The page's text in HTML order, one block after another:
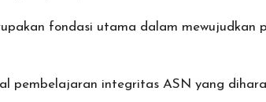
fondasi utama dalam mewujudkan
pembelajaran integritas ASN yang